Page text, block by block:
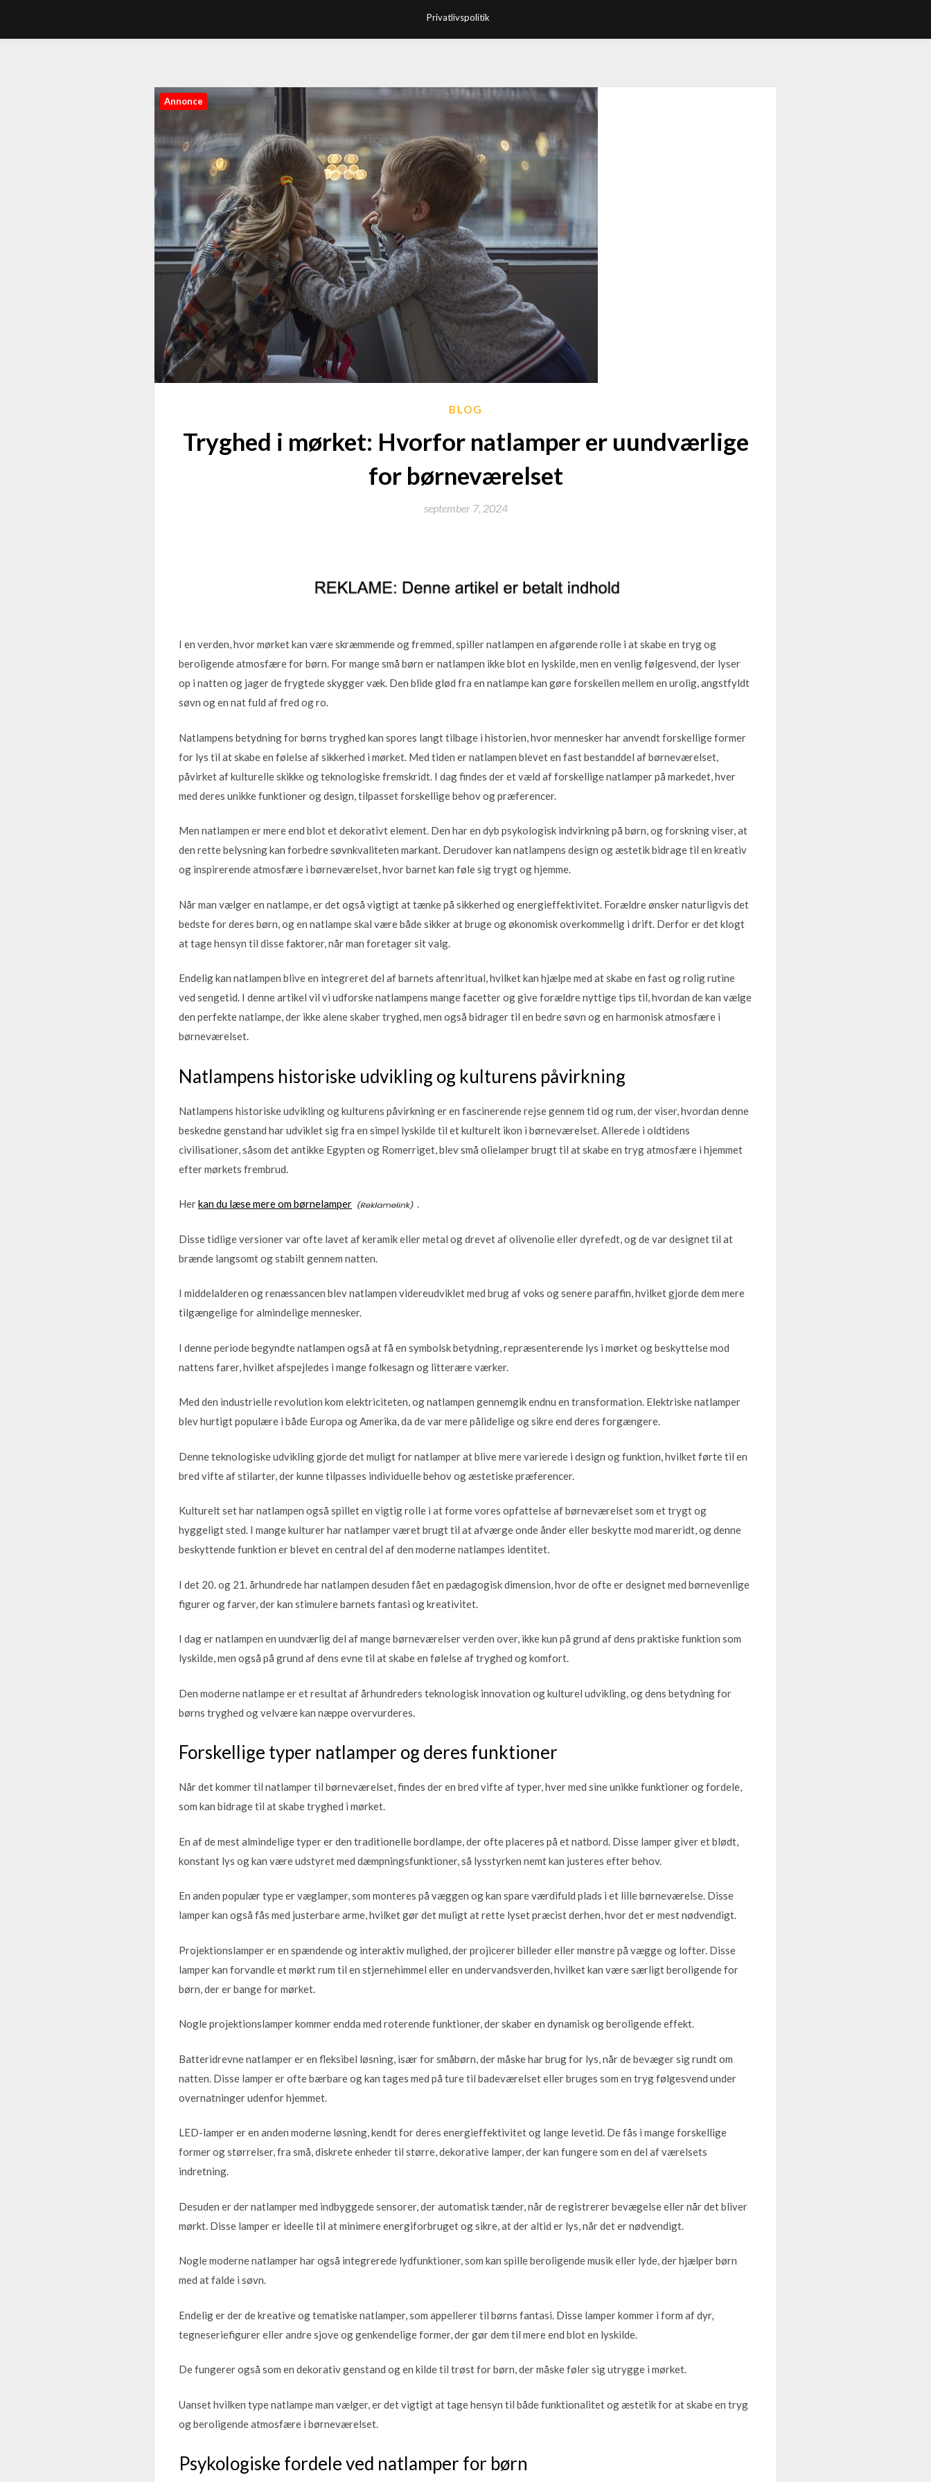
Privatlivspolitik
Annonce
BLOG
Tryghed i mørket: Hvorfor natlamper er uundværlige
for børneværelset
september 7, 2024
I en verden, hvor mørket kan være skræmmende og fremmed, spiller natlampen en afgørende rolle i at skabe en tryg og
beroligende atmosfære for børn. For mange små børn er natlampen ikke blot en lyskilde, men en venlig følgesvend, der lyser
op i natten og jager de frygtede skygger væk. Den blide glød fra en natlampe kan gøre forskellen mellem en urolig, angstfyldt
søvn og en nat fuld af fred og ro.
Natlampens betydning for børns tryghed kan spores langt tilbage i historien, hvor mennesker har anvendt forskellige former
for lys til at skabe en følelse af sikkerhed i mørket. Med tiden er natlampen blevet en fast bestanddel af børneværelset,
påvirket af kulturelle skikke og teknologiske fremskridt. I dag findes der et væld af forskellige natlamper på markedet, hver
med deres unikke funktioner og design, tilpasset forskellige behov og præferencer.
Men natlampen er mere end blot et dekorativt element. Den har en dyb psykologisk indvirkning på børn, og forskning viser, at
den rette belysning kan forbedre søvnkvaliteten markant. Derudover kan natlampens design og æstetik bidrage til en kreativ
og inspirerende atmosfære i børneværelset, hvor barnet kan føle sig trygt og hjemme.
Når man vælger en natlampe, er det også vigtigt at tænke på sikkerhed og energieffektivitet. Forældre ønsker naturligvis det
bedste for deres børn, og en natlampe skal være både sikker at bruge og økonomisk overkommelig i drift. Derfor er det klogt
at tage hensyn til disse faktorer, når man foretager sit valg.
Endelig kan natlampen blive en integreret del af barnets aftenritual, hvilket kan hjælpe med at skabe en fast og rolig rutine
ved sengetid. I denne artikel vil vi udforske natlampens mange facetter og give forældre nyttige tips til, hvordan de kan vælge
den perfekte natlampe, der ikke alene skaber tryghed, men også bidrager til en bedre søvn og en harmonisk atmosfære i
børneværelset.
Natlampens historiske udvikling og kulturens påvirkning
Natlampens historiske udvikling og kulturens påvirkning er en fascinerende rejse gennem tid og rum, der viser, hvordan denne
beskedne genstand har udviklet sig fra en simpel lyskilde til et kulturelt ikon i børneværelset. Allerede i oldtidens
civilisationer, såsom det antikke Egypten og Romerriget, blev små olielamper brugt til at skabe en tryg atmosfære i hjemmet
efter mørkets frembrud.
Herkan du læse mere om børnelamper .
Disse tidlige versioner var ofte lavet af keramik eller metal og drevet af olivenolie eller dyrefedt, og de var designet til at
brænde langsomt og stabilt gennem natten.
I middelalderen og renæssancen blev natlampen videreudviklet med brug af voks og senere paraffin, hvilket gjorde dem mere
tilgængelige for almindelige mennesker.
I denne periode begyndte natlampen også at få en symbolsk betydning, repræsenterende lys i mørket og beskyttelse mod
nattens farer, hvilket afspejledes i mange folkesagn og litterære værker.
Med den industrielle revolution kom elektriciteten, og natlampen gennemgik endnu en transformation. Elektriske natlamper
blev hurtigt populære i både Europa og Amerika, da de var mere pålidelige og sikre end deres forgængere.
Denne teknologiske udvikling gjorde det muligt for natlamper at blive mere varierede i design og funktion, hvilket førte til en
bred vifte af stilarter, der kunne tilpasses individuelle behov og æstetiske præferencer.
Kulturelt set har natlampen også spillet en vigtig rolle i at forme vores opfattelse af børneværelset som et trygt og
hyggeligt sted. I mange kulturer har natlamper været brugt til at afværge onde ånder eller beskytte mod mareridt, og denne
beskyttende funktion er blevet en central del af den moderne natlampes identitet.
I det 20. og 21. århundrede har natlampen desuden fået en pædagogisk dimension, hvor de ofte er designet med børnevenlige
figurer og farver, der kan stimulere barnets fantasi og kreativitet.
I dag er natlampen en uundværlig del af mange børneværelser verden over, ikke kun på grund af dens praktiske funktion som
lyskilde, men også på grund af dens evne til at skabe en følelse af tryghed og komfort.
Den moderne natlampe er et resultat af århundreders teknologisk innovation og kulturel udvikling, og dens betydning for
børns tryghed og velvære kan næppe overvurderes.
Forskellige typer natlamper og deres funktioner
Når det kommer til natlamper til børneværelset, findes der en bred vifte af typer, hver med sine unikke funktioner og fordele,
som kan bidrage til at skabe tryghed i mørket.
En af de mest almindelige typer er den traditionelle bordlampe, der ofte placeres på et natbord. Disse lamper giver et blødt,
konstant lys og kan være udstyret med dæmpningsfunktioner, så lysstyrken nemt kan justeres efter behov.
En anden populær type er væglamper, som monteres på væggen og kan spare værdifuld plads i et lille børneværelse. Disse
lamper kan også fås med justerbare arme, hvilket gør det muligt at rette lyset præcist derhen, hvor det er mest nødvendigt.
Projektionslamper er en spændende og interaktiv mulighed, der projicerer billeder eller mønstre på vægge og lofter. Disse
lamper kan forvandle et mørkt rum til en stjernehimmel eller en undervandsverden, hvilket kan være særligt beroligende for
børn, der er bange for mørket.
Nogle projektionslamper kommer endda med roterende funktioner, der skaber en dynamisk og beroligende effekt.
Batteridrevne natlamper er en fleksibel løsning, især for småbørn, der måske har brug for lys, når de bevæger sig rundt om
natten. Disse lamper er ofte bærbare og kan tages med på ture til badeværelset eller bruges som en tryg følgesvend under
overnatninger udenfor hjemmet.
LED-lamper er en anden moderne løsning, kendt for deres energieffektivitet og lange levetid. De fås i mange forskellige
former og størrelser, fra små, diskrete enheder til større, dekorative lamper, der kan fungere som en del af værelsets
indretning.
Desuden er der natlamper med indbyggede sensorer, der automatisk tænder, når de registrerer bevægelse eller når det bliver
mørkt. Disse lamper er ideelle til at minimere energiforbruget og sikre, at der altid er lys, når det er nødvendigt.
Nogle moderne natlamper har også integrerede lydfunktioner, som kan spille beroligende musik eller lyde, der hjælper børn
med at falde i søvn.
Endelig er der de kreative og tematiske natlamper, som appellerer til børns fantasi. Disse lamper kommer i form af dyr,
tegneseriefigurer eller andre sjove og genkendelige former, der gør dem til mere end blot en lyskilde.
De fungerer også som en dekorativ genstand og en kilde til trøst for børn, der måske føler sig utrygge i mørket.
Uanset hvilken type natlampe man vælger, er det vigtigt at tage hensyn til både funktionalitet og æstetik for at skabe en tryg
og beroligende atmosfære i børneværelset.
Psykologiske fordele ved natlamper for børn